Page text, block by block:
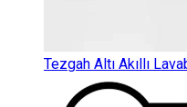
Tezgah Altı Akıllı